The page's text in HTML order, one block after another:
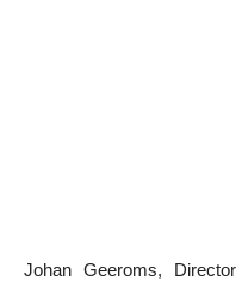
Johan Geeroms,